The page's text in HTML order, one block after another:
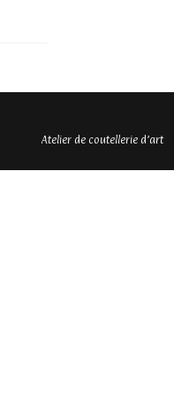
Atelier de coutellerie d’art